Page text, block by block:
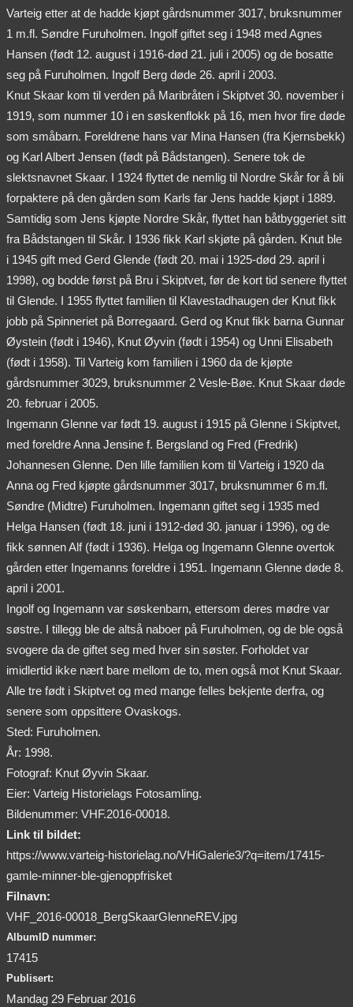
Varteig etter at de hadde kjøpt gårdsnummer 3017, bruksnummer
1 m.fl. Søndre Furuholmen. Ingolf giftet seg i 1948 med Agnes
Hansen (født 12. august i 1916-død 21. juli i 2005) og de bosatte
seg på Furuholmen. Ingolf Berg døde 26. april i 2003.
Knut Skaar kom til verden på Maribråten i Skiptvet 30. november i
1919, som nummer 10 i en søskenflokk på 16, men hvor fire døde
som småbarn. Foreldrene hans var Mina Hansen (fra Kjernsbekk)
og Karl Albert Jensen (født på Bådstangen). Senere tok de
slektsnavnet Skaar. I 1924 flyttet de nemlig til Nordre Skår for å bli
forpaktere på den gården som Karls far Jens hadde kjøpt i 1889.
Samtidig som Jens kjøpte Nordre Skår, flyttet han båtbyggeriet sitt
fra Bådstangen til Skår. I 1936 fikk Karl skjøte på gården. Knut ble
i 1945 gift med Gerd Glende (født 20. mai i 1925-død 29. april i
1998), og bodde først på Bru i Skiptvet, før de kort tid senere flyttet
til Glende. I 1955 flyttet familien til Klavestadhaugen der Knut fikk
jobb på Spinneriet på Borregaard. Gerd og Knut fikk barna Gunnar
Øystein (født i 1946), Knut Øyvin (født i 1954) og Unni Elisabeth
(født i 1958). Til Varteig kom familien i 1960 da de kjøpte
gårdsnummer 3029, bruksnummer 2 Vesle-Bøe. Knut Skaar døde
20. februar i 2005.
Ingemann Glenne var født 19. august i 1915 på Glenne i Skiptvet,
med foreldre Anna Jensine f. Bergsland og Fred (Fredrik)
Johannesen Glenne. Den lille familien kom til Varteig i 1920 da
Anna og Fred kjøpte gårdsnummer 3017, bruksnummer 6 m.fl.
Søndre (Midtre) Furuholmen. Ingemann giftet seg i 1935 med
Helga Hansen (født 18. juni i 1912-død 30. januar i 1996), og de
fikk sønnen Alf (født i 1936). Helga og Ingemann Glenne overtok
gården etter Ingemanns foreldre i 1951. Ingemann Glenne døde 8.
april i 2001.
Ingolf og Ingemann var søskenbarn, ettersom deres mødre var
søstre. I tillegg ble de altså naboer på Furuholmen, og de ble også
svogere da de giftet seg med hver sin søster. Forholdet var
imidlertid ikke nært bare mellom de to, men også mot Knut Skaar.
Alle tre født i Skiptvet og med mange felles bekjente derfra, og
senere som oppsittere Ovaskogs.
Sted: Furuholmen.
År: 1998.
Fotograf: Knut Øyvin Skaar.
Eier: Varteig Historielags Fotosamling.
Bildenummer: VHF.2016-00018.
Link til bildet:
https://www.varteig-historielag.no/VHiGalerie3/?q=item/17415-
gamle-minner-ble-gjenoppfrisket
Filnavn:
VHF_2016-00018_BergSkaarGlenneREV.jpg
AlbumID nummer:
17415
Publisert:
Mandag 29 Februar 2016